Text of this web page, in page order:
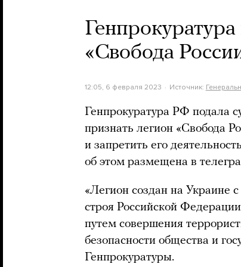
«Свобода
12:05, 6 февраля 2023 Источник:
Генпрокуратура РФ подала
признать легион «Свобода
и запретить его
об этом размещена в
«Легион создан на Украине
строя Российской
путем совершения
безопасности общества и
Генпрокуратуры.